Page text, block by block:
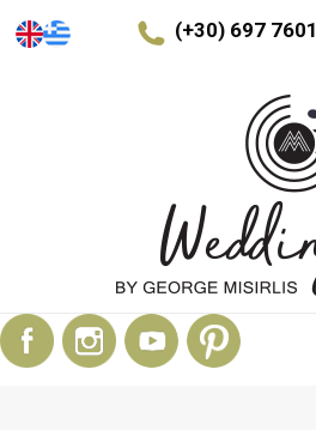
(+30) 697